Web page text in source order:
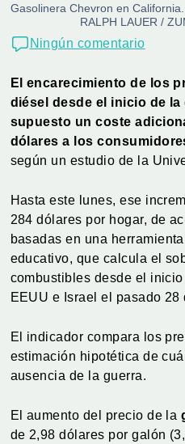
Gasolinera Chevron en California.
RALPH LAUER /
Ningún comentario
El encarecimiento de los
diésel desde el inicio de
supuesto un coste
dólares a los
según un estudio de la
Hasta este lunes, ese
284 dólares por hogar, de
basadas en una
educativo, que calcula el
combustibles desde el
EEUU e Israel el pasado 28
El indicador compara los
estimación hipotética de
ausencia de la guerra.
El aumento del precio de la
de 2,98 dólares por galón